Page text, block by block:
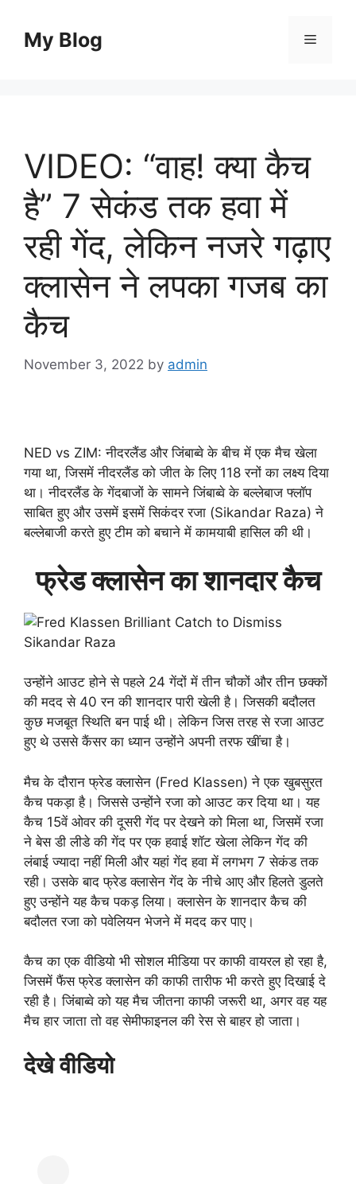
contentMy Blog Menu
VIDEO: “वाह! क्या कैच
है” 7 सेकंड तक हवा में
रही गेंद, लेकिन नजरे गढ़ाए
क्लासेन ने लपका गजब का
कैच
November 3, 2022 by admin
NED vs ZIM: नीदरलैंड और जिंबाब्वे के बीच में एक मैच खेला
गया था, जिसमें नीदरलैंड को जीत के लिए 118 रनों का लक्ष्य दिया
था। नीदरलैंड के गेंदबाजों के सामने जिंबाब्वे के बल्लेबाज फ्लॉप
साबित हुए और उसमें इसमें सिकंदर रजा (Sikandar Raza) ने
बल्लेबाजी करते हुए टीम को बचाने में कामयाबी हासिल की थी।
फ्रेड क्लासेन का शानदार कैच
उन्होंने आउट होने से पहले 24 गेंदों में तीन चौकों और तीन छक्कों
की मदद से 40 रन की शानदार पारी खेली है। जिसकी बदौलत
कुछ मजबूत स्थिति बन पाई थी। लेकिन जिस तरह से रजा आउट
हुए थे उससे कैंसर का ध्यान उन्होंने अपनी तरफ खींचा है।
मैच के दौरान फ्रेड क्लासेन (Fred Klassen) ने एक खुबसुरत
कैच पकड़ा है। जिससे उन्होंने रजा को आउट कर दिया था। यह
कैच 15वें ओवर की दूसरी गेंद पर देखने को मिला था, जिसमें रजा
ने बेस डी लीडे की गेंद पर एक हवाई शॉट खेला लेकिन गेंद की
लंबाई ज्यादा नहीं मिली और यहां गेंद हवा में लगभग 7 सेकंड तक
रही। उसके बाद फ्रेड क्लासेन गेंद के नीचे आए और हिलते डुलते
हुए उन्होंने यह कैच पकड़ लिया। क्लासेन के शानदार कैच की
बदौलत रजा को पवेलियन भेजने में मदद कर पाए।
कैच का एक वीडियो भी सोशल मीडिया पर काफी वायरल हो रहा है,
जिसमें फैंस फ्रेड क्लासेन की काफी तारीफ भी करते हुए दिखाई दे
रही है। जिंबाब्वे को यह मैच जीतना काफी जरूरी था, अगर वह यह
मैच हार जाता तो वह सेमीफाइनल की रेस से बाहर हो जाता।
देखे वीडियो